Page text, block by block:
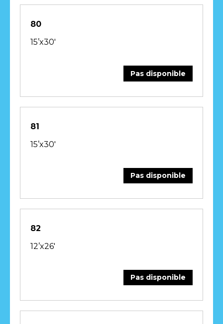
80
15’x30′
Pas disponible
81
15’x30′
Pas disponible
82
12’x26′
Pas disponible